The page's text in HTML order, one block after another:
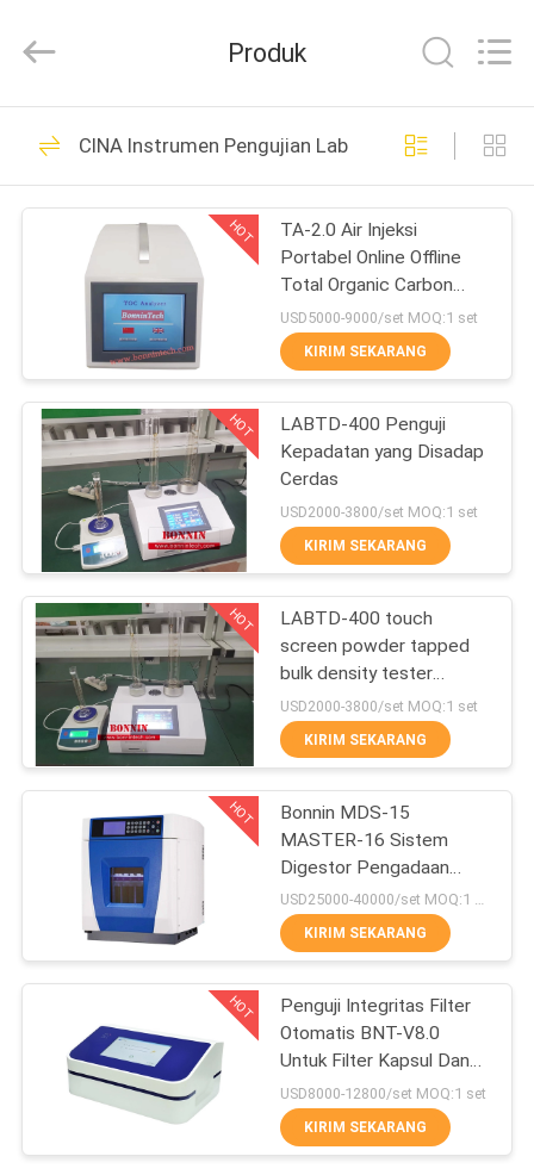
RUMAH
PRODUK
VIDEO
TENTANG
KAMI
TUR
PABRIK
KONTROL
KUALITAS
HUBUNGI
KAMI
PERMINTAAN
PENAWARAN
SITEMAP
POLICY
Copyright
2025
Bonnin
Technology
All
Mesin Penguji Pulp
71
Penguji kemasan
kertas
42
Instrumen Pengujian
Lab
111
Proofer Flexo Offset
Tinta
29
12
Produk
CINA Instrumen Pengujian Lab
HOT
TA-2.0 Air Injeksi
Portabel Online Offline
Total Organic Carbon
Analyzer TOC Tester
USD5000-9000/set MOQ:1 set
KIRIM SEKARANG
HOT
LABTD-400 Penguji
Kepadatan yang Disadap
Cerdas
USD2000-3800/set MOQ:1 set
KIRIM SEKARANG
HOT
LABTD-400 touch
screen powder tapped
bulk density tester
(penguji kepadatan besar
bubuk)
USD2000-3800/set MOQ:1 set
KIRIM SEKARANG
HOT
Bonnin MDS-15
MASTER-16 Sistem
Digestor Pengadaan
Sampel
USD25000-40000/set MOQ:1 set
KIRIM SEKARANG
HOT
Penguji Integritas Filter
Otomatis BNT-V8.0
Untuk Filter Kapsul Dan
Membran Ultrafiltrasi
USD8000-12800/set MOQ:1 set
KIRIM SEKARANG